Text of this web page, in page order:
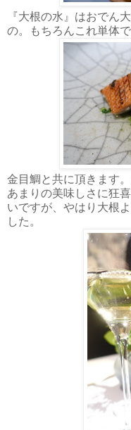
『大根の水』はおでん
の。もちろんこれ単体
金目鯛と共に頂きます
あまりの美味しさに狂
いですが、やはり大根
した。